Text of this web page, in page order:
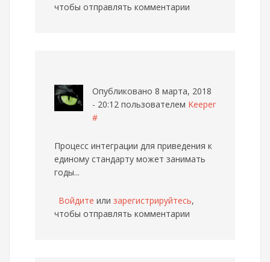
чтобы отправлять комментарии
Опубликовано 8 марта, 2018
- 20:12 пользователем Keeper
#
Процесс интеграции для приведения к
единому стандарту может занимать
годы...
Войдите или зарегистрируйтесь,
чтобы отправлять комментарии